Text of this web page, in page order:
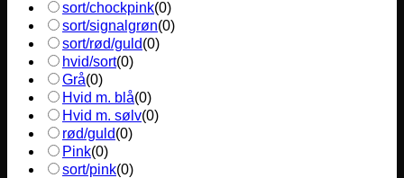
sort/chockpink(0)
sort/signalgrøn(0)
sort/rød/guld(0)
hvid/sort(0)
Grå(0)
Hvid m. blå(0)
Hvid m. sølv(0)
rød/guld(0)
Pink(0)
sort/pink(0)